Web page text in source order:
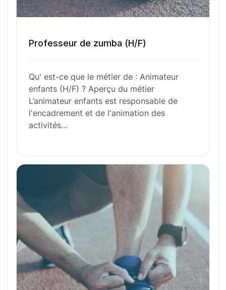
l’aventure avecnous?
N’attendez plus !
Déposez votrecandidature
spontanée
Votre e-mail
Numéro de téléphone
Sélectionner une agence Oxygène Intérim/ BTT
Professeur de zumba (H/F)
Qu' est-ce que le métier de : Animateur
enfants (H/F) ? Aperçu du métier
L’animateur enfants est responsable de
l'encadrement et de l'animation des
activités…